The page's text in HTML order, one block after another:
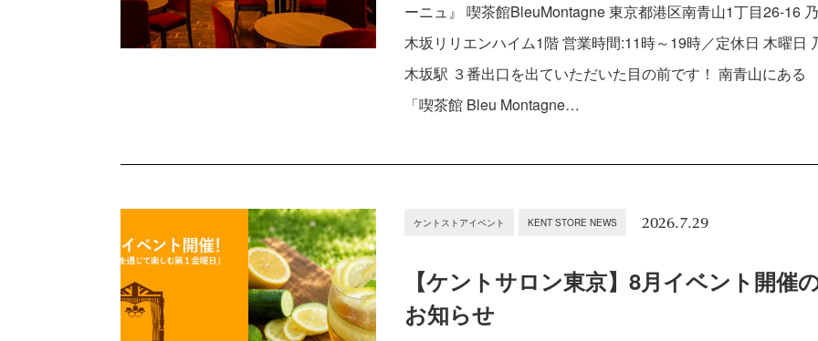
ーニュ』 喫茶館BleuMontagne 東京都港区南青山1丁目26-16 乃
木坂リリエンハイム1階 営業時間:11時～19時／定休日 木曜日
木坂駅 ３番出口を出ていただいた目の前です！ 南青山にある
「喫茶館 Bleu Montagne…
ケントストアイベント KENT STORE NEWS 2026.7.29
【ケントサロン東京】8月イベント開催
お知らせ